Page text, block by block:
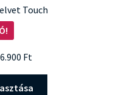
Touch
Original
6.900 Ft
price
is: